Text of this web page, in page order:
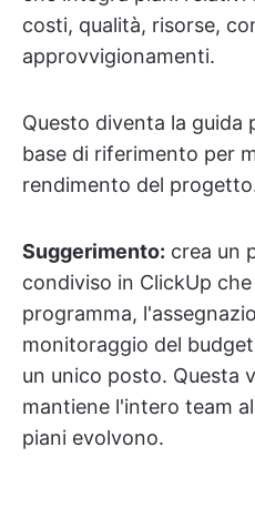
costi, qualità, risorse,
approvvigionamenti.
Questo diventa la guida
base di riferimento per
rendimento del
Suggerimento: crea un
condiviso in ClickUp
programma,
monitoraggio del
un unico posto. Questa
mantiene l'intero team
piani evolvono.